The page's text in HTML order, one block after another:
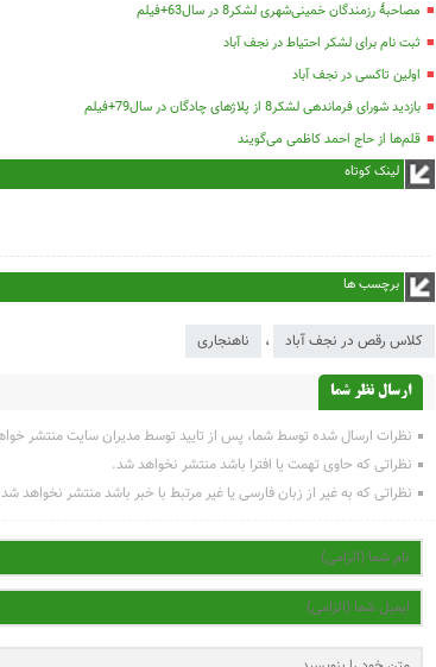
مصاحبۀ رزمندگان خمینی‌شهری لشکر8 در سال63+فیلم
ثبت نام برای لشکر احتیاط در نجف آباد
اولین تاکسی در نجف آباد
بازدید شورای فرماندهی لشکر8 از پلاژهای چادگان در سال79+فیلم
قلم‌ها از حاج احمد کاظمی می‌گویند
لینک کوتاه
برچسب ها
کلاس رقص در نجف آباد ، ناهنجاری
ارسال نظر شما
نظرات ارسال شده توسط شما، پس از تایید توسط مدیران سایت منتشر
نظراتی که حاوی تهمت یا افترا باشد منتشر نخواهد شد.
نظراتی که به غیر از زبان فارسی یا غیر مرتبط با خبر باشد منتشر نخواهد